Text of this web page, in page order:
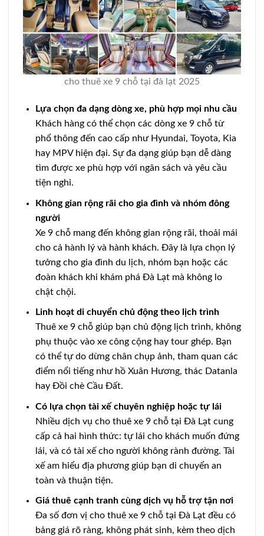
cho thuê xe 9 chỗ tại đà lạt 2025
Lựa chọn đa dạng dòng xe, phù hợp mọi nhu cầu
Khách hàng có thể chọn các dòng xe 9 chỗ từ
phổ thông đến cao cấp như Hyundai, Toyota, Kia
hay MPV hiện đại. Sự đa dạng giúp bạn dễ dàng
tìm được xe phù hợp với ngân sách và yêu cầu
tiện nghi.
Không gian rộng rãi cho gia đình và nhóm đông
người
Xe 9 chỗ mang đến không gian rộng rãi, thoải mái
cho cả hành lý và hành khách. Đây là lựa chọn lý
tưởng cho gia đình du lịch, nhóm bạn hoặc các
đoàn khách khi khám phá Đà Lạt mà không lo
chật chội.
Linh hoạt di chuyển chủ động theo lịch trình
Thuê xe 9 chỗ giúp bạn chủ động lịch trình, không
phụ thuộc vào xe công cộng hay tour ghép. Bạn
có thể tự do dừng chân chụp ảnh, tham quan các
điểm nổi tiếng như hồ Xuân Hương, thác Datanla
hay Đồi chè Cầu Đất.
Có lựa chọn tài xế chuyên nghiệp hoặc tự lái
Nhiều dịch vụ cho thuê xe 9 chỗ tại Đà Lạt cung
cấp cả hai hình thức: tự lái cho khách muốn đứng
lái, và có tài xế cho người không rành đường. Tài
xế am hiểu địa phương giúp bạn di chuyển an
toàn và thuận tiện.
Giá thuê cạnh tranh cùng dịch vụ hỗ trợ tận nơi
Đa số đơn vị cho thuê xe 9 chỗ tại Đà Lạt đều có
bảng giá rõ ràng, không phát sinh, kèm theo dịch